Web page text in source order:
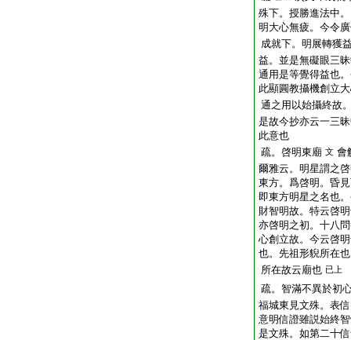
殊下。授勝進法中
明大心無疲。今令
成就下。明展轉獲
益。並是無礙眼三
通用是等覺得益也
此顯圓教攝機創立
通之用以始攝終故
是故今抄亦云一三
此意也
疏。啓明東廟 文 會
爾雅云。明星謂之
東方。爲啓明。昏
即東方明星之名也
財智明故。特云啓
亦啓明之初。十八
心創立故。今云啓
也。先祖形貎所在
所在故云廟也 已上
疏。智滿不異於初
福城東見文殊。表
意明信證雖説始終
是文殊。如第二十